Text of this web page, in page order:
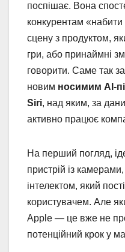
поспішає. Вона
конкурентам «набити
сцену з продуктом,
гри, або принаймні
говорити. Саме так
новим носимим AI-
Siri, над яким, за
активно працює
На перший погляд,
пристрій із
інтелектом, який
користувачем. Але
Apple — це вже не
потенційний крок у